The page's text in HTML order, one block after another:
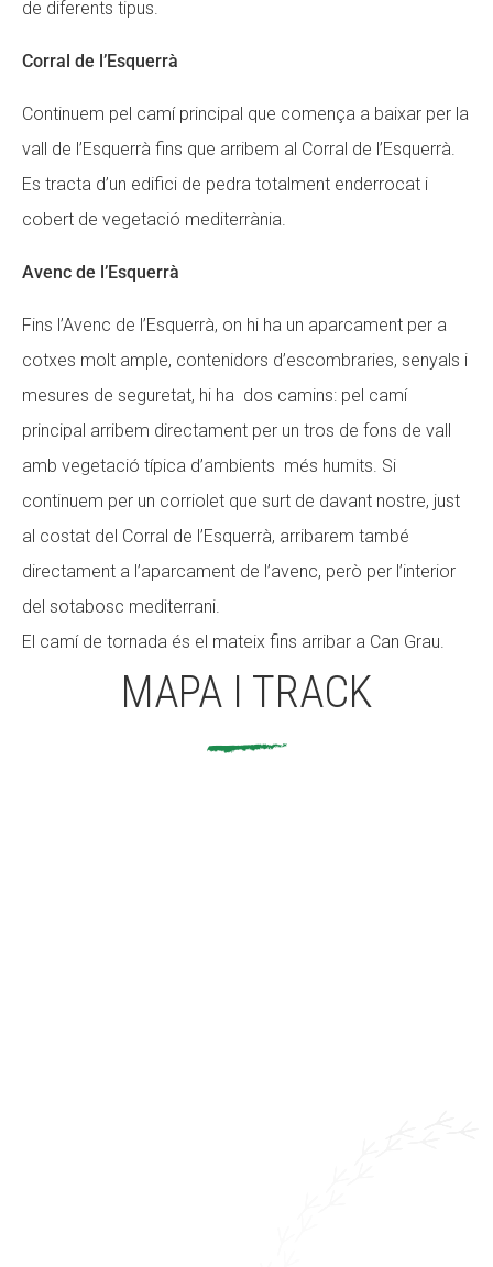
de diferents tipus.
Corral de l’Esquerrà
Continuem pel camí principal que comença a baixar per la
vall de l’Esquerrà fins que arribem al Corral de l’Esquerrà.
Es tracta d’un edifici de pedra totalment enderrocat i
cobert de vegetació mediterrània.
Avenc de l’Esquerrà
Fins l’Avenc de l’Esquerrà, on hi ha un aparcament per a
cotxes molt ample, contenidors d’escombraries, senyals i
mesures de seguretat, hi ha dos camins: pel camí
principal arribem directament per un tros de fons de vall
amb vegetació típica d’ambients més humits. Si
continuem per un corriolet que surt de davant nostre, just
al costat del Corral de l’Esquerrà, arribarem també
directament a l’aparcament de l’avenc, però per l’interior
del sotabosc mediterrani.
El camí de tornada és el mateix fins arribar a Can Grau.
MAPA I TRACK